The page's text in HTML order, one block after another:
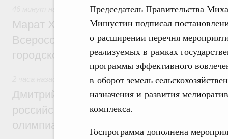
Председатель Правительства
Мишустин подписал
о расширении перечня
реализуемых в рамках
программы эффективного
в оборот земель
назначения и развития
комплекса.
Госпрограмма дополнена
Экономика городов. Городская среда
Марат Хуснуллин провёл заседание
Всероссийского конкурса лучших
городской среды
Отрасль информационных технологий
Дмитрий Чернышенко и Сергей Кравцов
российскую сборную с победой на
олимпиаде по искусственному